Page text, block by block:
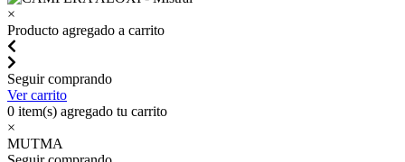
×
Producto agregado a carrito
Seguir comprando
Ver carrito
0 item(s) agregado tu carrito
×
MUTMA